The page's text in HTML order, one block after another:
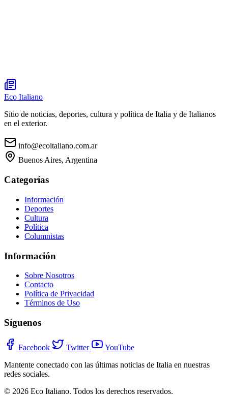
Eco Italiano
Sitio de noticias, deportes, cultura y política de Italia y de Italianos
en el exterior.
info@ecoitaliano.com.ar
Buenos Aires, Argentina
Categorías
Información
Deportes
Cultura
Política
Columnistas
Información
Sobre Nosotros
Contacto
Política de Privacidad
Términos de Uso
Síguenos
Facebook Twitter
YouTube
Mantente conectado con las últimas noticias de Italia en nuestras
redes sociales.
© 2026 Eco Italiano. Todos los derechos reservados.